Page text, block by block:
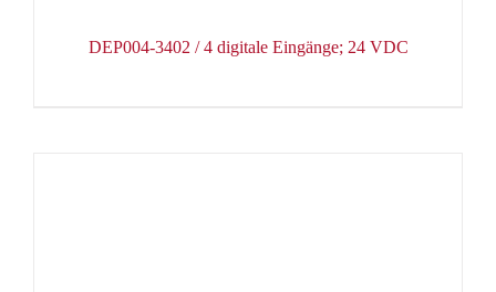
DEP004-3402 / 4 digitale Eingänge; 24 VDC